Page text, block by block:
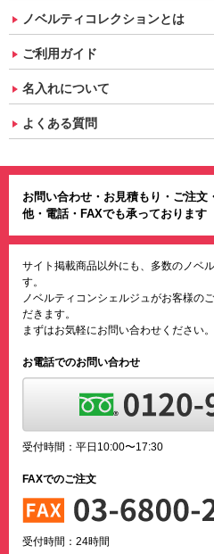
ノベルティコレクションとは
ご利用ガイド
名入れについて
よくある質問
お問い合わせ・お見積もり・ご注
他・電話・FAXでも承っております
サイト掲載商品以外にも、多数のノベ
す。
ノベルティコンシェルジュがお客様の
だきます。
まずはお気軽にお問い合わせください。
お電話でのお問い合わせ
受付時間：平日10:00〜17:30
FAXでのご注文
受付時間：24時間